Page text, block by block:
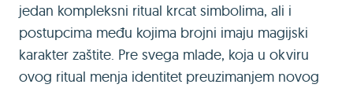
jedan kompleksni ritual krcat simbolima, ali i
postupcima među kojima brojni imaju magijski
karakter zaštite. Pre svega mlade, koja u okviru
ovog ritual menja identitet preuzimanjem novog